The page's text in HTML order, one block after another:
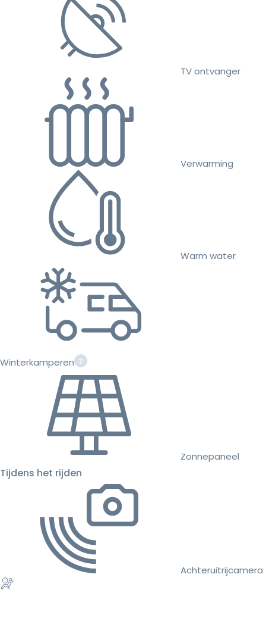
TV ontvanger
Verwarming
Warm water
Winterkamperen
Zonnepaneel
Tijdens het rijden
Achteruitrijcamera